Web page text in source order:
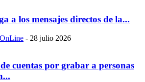
a los mensajes directos de la...
- 28 julio 2026
cuentas por grabar a personas